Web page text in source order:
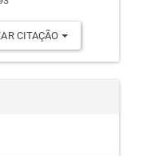
CITAÇÃO